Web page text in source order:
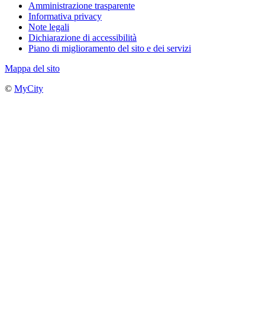
Amministrazione trasparente
Informativa privacy
Note legali
Dichiarazione di accessibilità
Piano di miglioramento del sito e dei servizi
Mappa del sito
© MyCity